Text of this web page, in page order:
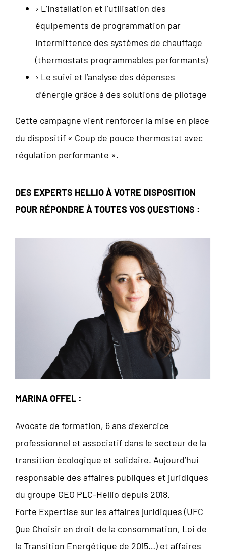
› L’installation et l’utilisation des
équipements de programmation par
intermittence des systèmes de chauffage
(thermostats programmables performants)
› Le suivi et l’analyse des dépenses
d’énergie grâce à des solutions de pilotage
Cette campagne vient renforcer la mise en place
du dispositif « Coup de pouce thermostat avec
régulation performante ».
DES EXPERTS HELLIO À VOTRE DISPOSITION
POUR RÉPONDRE À TOUTES VOS QUESTIONS :
MARINA OFFEL :
Avocate de formation, 6 ans d’exercice
professionnel et associatif dans le secteur de la
transition écologique et solidaire. Aujourd’hui
responsable des affaires publiques et juridiques
du groupe GEO PLC-Hellio depuis 2018.
Forte Expertise sur les affaires juridiques (UFC
Que Choisir en droit de la consommation, Loi de
la Transition Energétique de 2015…) et affaires